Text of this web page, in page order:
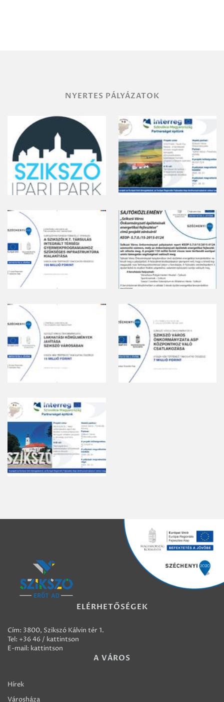
NYERTES PÁLYÁZATOK
ELÉRHETŐSÉGEK
Cím: 3800, Szikszó Kálvin tér 1.
Tel: +36 46 / kattintson
E-mail: kattintson
A VÁROS
Hírek
Városháza